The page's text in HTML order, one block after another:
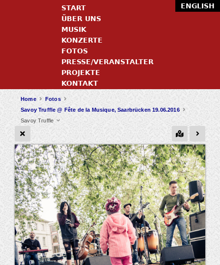
Home
Fotos
Savoy Truffle @ Fête de la Musique, Saarbrücken 19.06.2016
Savoy Truffle
START
ÜBER UNS
MUSIK
KONZERTE
FOTOS
PRESSE/VERANSTALTER
PROJEKTE
KONTAKT
ENGLISH